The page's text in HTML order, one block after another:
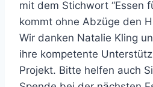
mit dem Stichwort “Essen
kommt ohne Abzüge den
Wir danken Natalie Kling
ihre kompetente
Projekt. Bitte helfen auch